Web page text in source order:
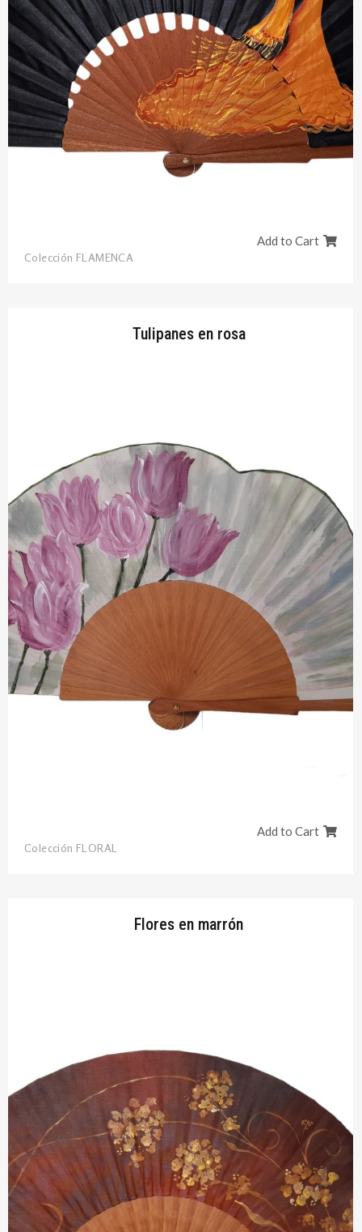
Add to Cart
Colección FLAMENCA
Tulipanes en rosa
Add to Cart
Colección FLORAL
Flores en marrón